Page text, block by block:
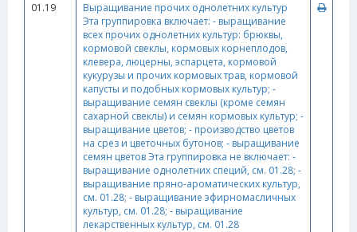
01.19
Выращивание прочих однолетних культур
Эта группировка включает: - выращивание
всех прочих однолетних культур: брюквы,
кормовой свеклы, кормовых корнеплодов,
клевера, люцерны, эспарцета, кормовой
кукурузы и прочих кормовых трав, кормовой
капусты и подобных кормовых культур; -
выращивание семян свеклы (кроме семян
сахарной свеклы) и семян кормовых культур; -
выращивание цветов; - производство цветов
на срез и цветочных бутонов; - выращивание
семян цветов Эта группировка не включает: -
выращивание однолетних специй, см. 01.28; -
выращивание пряно-ароматических культур,
см. 01.28; - выращивание эфирномасличных
культур, см. 01.28; - выращивание
лекарственных культур, см. 01.28